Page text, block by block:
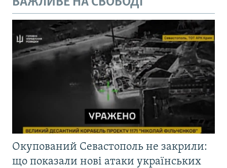
Окупований Севастополь не закрили:
що показали нові атаки українських